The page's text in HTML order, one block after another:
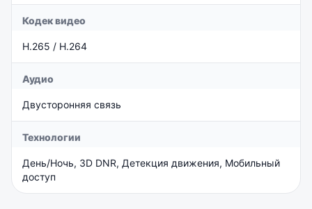
Кодек видео
H.265 / H.264
Аудио
Двусторонняя связь
Технологии
День/Ночь, 3D DNR, Детекция движения, Мобильный
доступ